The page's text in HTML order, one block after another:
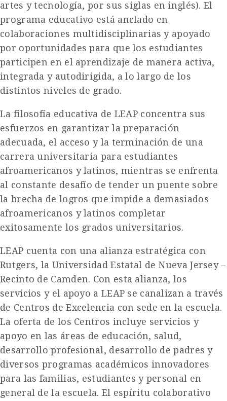
artes y tecnología, por sus siglas en inglés). El
programa educativo está anclado en
colaboraciones multidisciplinarias y apoyado
por oportunidades para que los estudiantes
participen en el aprendizaje de manera activa,
integrada y autodirigida, a lo largo de los
distintos niveles de grado.
La filosofía educativa de LEAP concentra sus
esfuerzos en garantizar la preparación
adecuada, el acceso y la terminación de una
carrera universitaria para estudiantes
afroamericanos y latinos, mientras se enfrenta
al constante desafío de tender un puente sobre
la brecha de logros que impide a demasiados
afroamericanos y latinos completar
exitosamente los grados universitarios.
LEAP cuenta con una alianza estratégica con
Rutgers, la Universidad Estatal de Nueva Jersey –
Recinto de Camden. Con esta alianza, los
servicios y el apoyo a LEAP se canalizan a través
de Centros de Excelencia con sede en la escuela.
La oferta de los Centros incluye servicios y
apoyo en las áreas de educación, salud,
desarrollo profesional, desarrollo de padres y
diversos programas académicos innovadores
para las familias, estudiantes y personal en
general de la escuela. El espíritu colaborativo